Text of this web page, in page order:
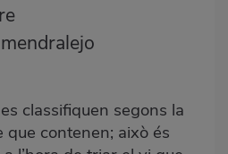
classifiquen segons la
contenen; això és